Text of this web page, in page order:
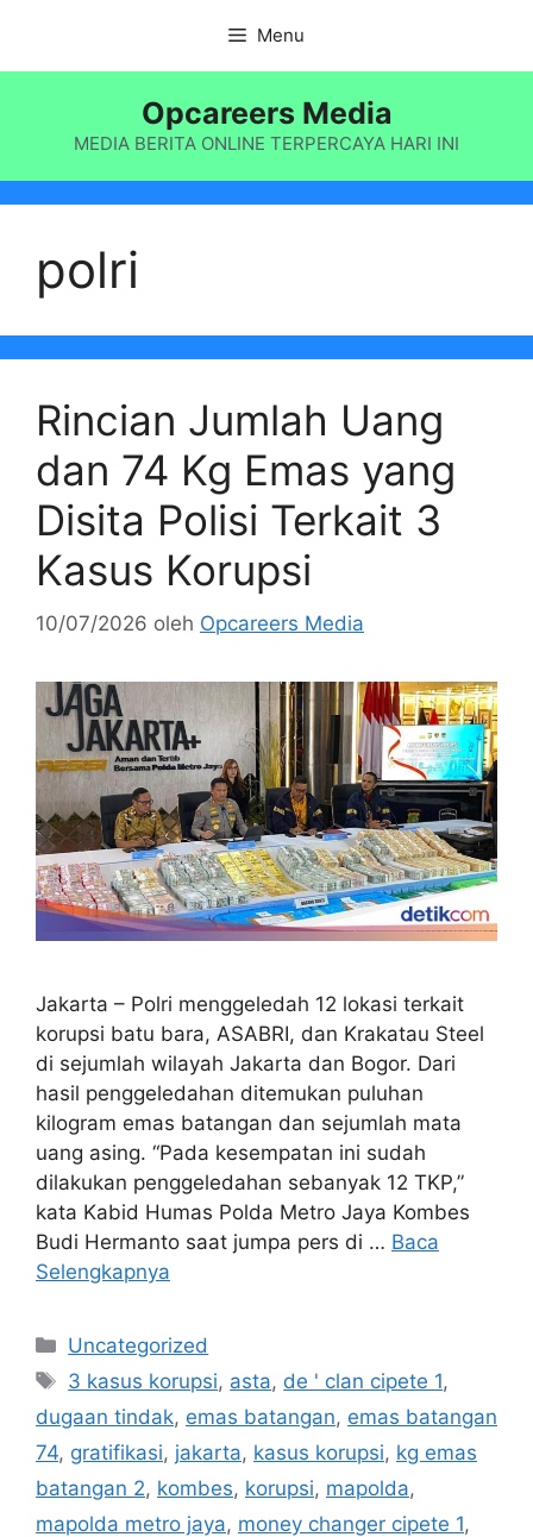
isi
Menu
Opcareers Media
MEDIA BERITA ONLINE TERPERCAYA HARI INI
polri
Rincian Jumlah Uang
dan 74 Kg Emas yang
Disita Polisi Terkait 3
Kasus Korupsi
10/07/2026 oleh Opcareers Media
Jakarta – Polri menggeledah 12 lokasi terkait
korupsi batu bara, ASABRI, dan Krakatau Steel
di sejumlah wilayah Jakarta dan Bogor. Dari
hasil penggeledahan ditemukan puluhan
kilogram emas batangan dan sejumlah mata
uang asing. “Pada kesempatan ini sudah
dilakukan penggeledahan sebanyak 12 TKP,”
kata Kabid Humas Polda Metro Jaya Kombes
Budi Hermanto saat jumpa pers di … Baca
Selengkapnya
Kategori
Uncategorized
Tag
3 kasus korupsi, asta, de ' clan cipete 1,
dugaan tindak, emas batangan, emas batangan
74, gratifikasi, jakarta, kasus korupsi, kg emas
batangan 2, kombes, korupsi, mapolda,
mapolda metro jaya, money changer cipete 1,